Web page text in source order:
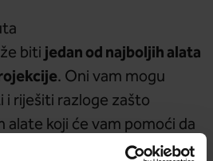
bitijedan od najboljih alata
. Oni vam mogu
riješiti razloge zašto
alate koji će vam pomoći da